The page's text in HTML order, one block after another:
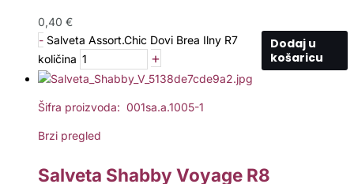
0,40 €
- Salveta Assort.Chic Dovi Brea Ilny R7
količina
+
Dodaj u
košaricu
Šifra proizvoda: 001sa.a.1005-1
Brzi pregled
Salveta Shabby Voyage R8